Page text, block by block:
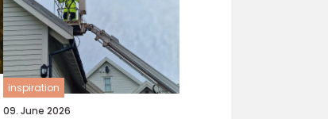
inspiration
09. June 2026